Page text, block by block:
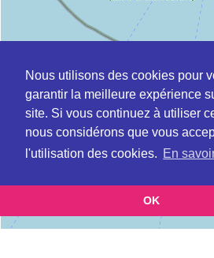
Nous utilisons des cookies pour
garantir la meilleure expérience
site. Si vous continuez à utiliser
nous considérons que vous
l'utilisation des cookies. En
OK